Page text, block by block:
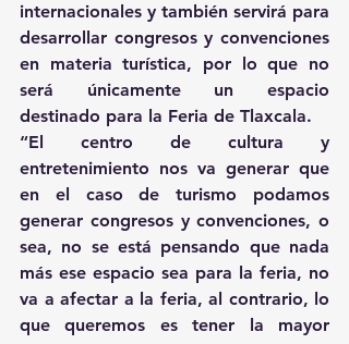
internacionales y también servirá para
desarrollar congresos y convenciones
en materia turística, por lo que no
será únicamente un espacio
destinado para la Feria de Tlaxcala.
“El centro de cultura y
entretenimiento nos va generar que
en el caso de turismo podamos
generar congresos y convenciones, o
sea, no se está pensando que nada
más ese espacio sea para la feria, no
va a afectar a la feria, al contrario, lo
que queremos es tener la mayor